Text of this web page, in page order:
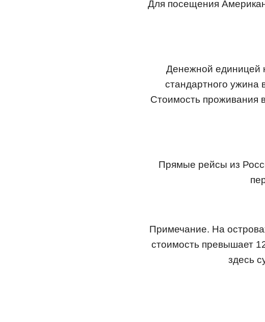
Для посещения
Денежной единицей
стандартного ужина
Стоимость проживания
Прямые рейсы из
Примечание. На
стоимость превышает
здесь